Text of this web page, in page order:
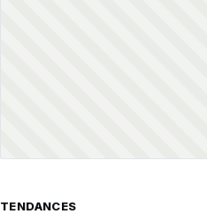
TENDANCES